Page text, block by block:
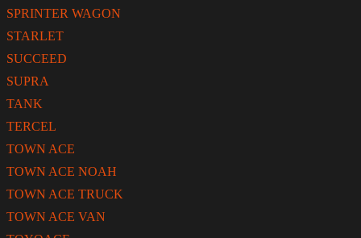
SPRINTER WAGON
STARLET
SUCCEED
SUPRA
TANK
TERCEL
TOWN ACE
TOWN ACE NOAH
TOWN ACE TRUCK
TOWN ACE VAN